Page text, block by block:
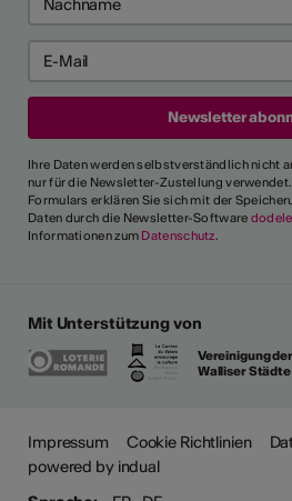
Ihre Daten werden selbstverständlich nicht
nur für die Newsletter-Zustellung
Formulars erklären Sie sich mit der
Daten durch die Newsletter-Software
Informationen zum Datenschutz.
Mit Unterstützung von
Vereinigung der
Walliser Städte
Impressum Cookie Richtlinien
powered by indual